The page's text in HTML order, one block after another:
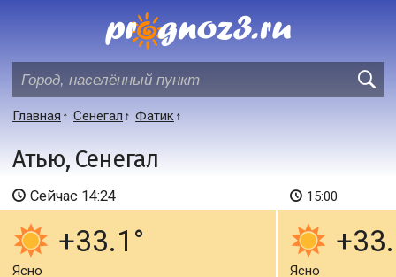
Главная Сенегал Фатик
Атью, Сенегал
Сейчас 14:24
+33.1
Ясно
15:00
Ясно